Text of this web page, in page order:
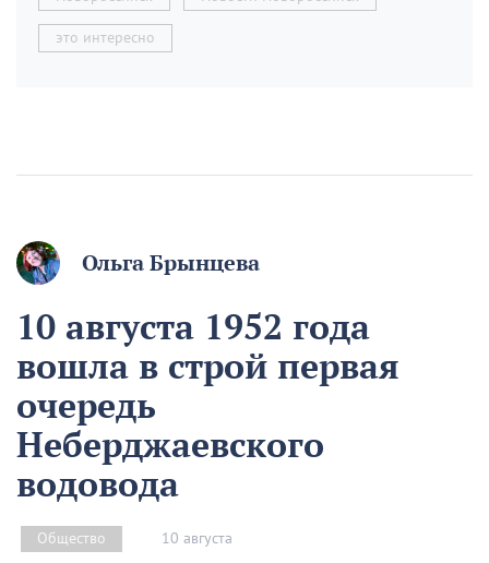
это интересно
Ольга Брынцева
10 августа 1952 года
вошла в строй первая
очередь
Неберджаевского
водовода
Общество 10 августа